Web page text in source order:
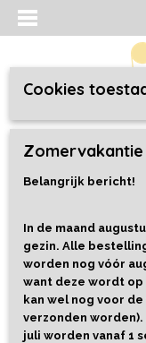
Christmas Post Office
Cookies
Zomervakantie
Belangrijk bericht!
In de maand
gezin. Alle
worden nog vóór
want deze wordt op
kan wel nog voor
verzonden
juli worden vanaf 1